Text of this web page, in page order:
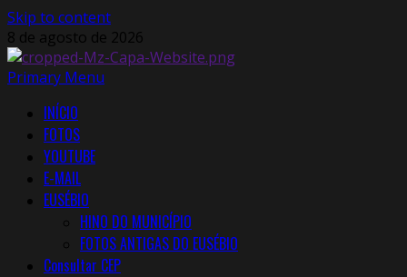
Skip to content
8 de agosto de 2026
Primary Menu
INÍCIO
FOTOS
YOUTUBE
E-MAIL
EUSÉBIO
HINO DO MUNICÍPIO
FOTOS ANTIGAS DO EUSÉBIO
Consultar CEP